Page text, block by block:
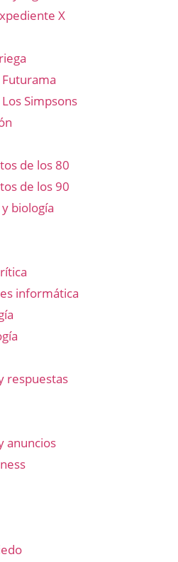
X
Simpsons
de los 80
de los 90
biología
informática
respuestas
anuncios